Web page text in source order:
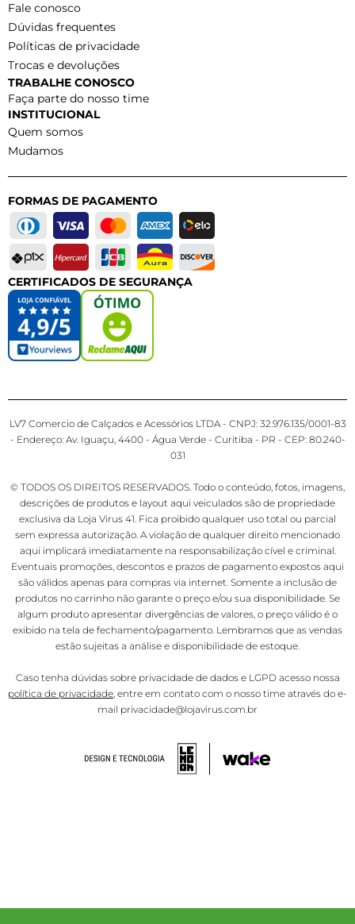
Fale conosco
Dúvidas frequentes
Políticas de privacidade
Trocas e devoluções
TRABALHE CONOSCO
Faça parte do nosso time
INSTITUCIONAL
Quem somos
Mudamos
FORMAS DE PAGAMENTO
CERTIFICADOS DE SEGURANÇA
LV7 Comercio de Calçados e Acessórios LTDA - CNPJ: 32.976.135/0001-83
- Endereço: Av. Iguaçu, 4400 - Água Verde - Curitiba - PR - CEP: 80.240-
031
© TODOS OS DIREITOS RESERVADOS. Todo o conteúdo, fotos, imagens,
descrições de produtos e layout aqui veiculados são de propriedade
exclusiva da Loja Virus 41. Fica proibido qualquer uso total ou parcial
sem expressa autorização. A violação de qualquer direito mencionado
aqui implicará imediatamente na responsabilização cível e criminal.
Eventuais promoções, descontos e prazos de pagamento expostos aqui
são válidos apenas para compras via internet. Somente a inclusão de
produtos no carrinho não garante o preço e/ou sua disponibilidade. Se
algum produto apresentar divergências de valores, o preço válido é o
exibido na tela de fechamento/pagamento. Lembramos que as vendas
estão sujeitas a análise e disponibilidade de estoque.
Caso tenha dúvidas sobre privacidade de dados e LGPD acesso nossa
política de privacidade, entre em contato com o nosso time através do e-
mail privacidade@lojavirus.com.br